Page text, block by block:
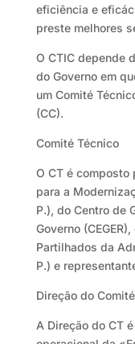
eficiência e
preste melhores
O CTIC depende
do Governo em
um Comité
(CC).
Comité Técnico
O CT é composto
para a
P.), do Centro de
Governo
Partilhados da
P.) e
Direção do
A Direção do CT